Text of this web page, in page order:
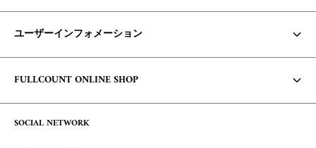
SOCIAL NETWORK
お支払い方法・配送について
利用規約
個人情報保護方針
特定商取引に基づく表記
ユーザーインフォメーション
よくあるご質問
FULLCOUNT ONLINE SHOP
コンセプト